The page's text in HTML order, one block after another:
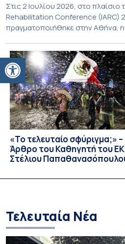
Ανοίξτε τη γραμμή εργαλείων
Στις 2 Ιουλίου 2026, στο
Rehabilitation Conference (IARC)
πραγματοποιήθηκε στην Αθήνα, η
Πανεπιστημίου Αθηνών,
παρουσίασε το LexiGram, ένα
εργαλείο αξιολόγησης των
διαταραχών σε ελληνόφωνους
αφασία είναι επίκτητη γλωσσική
«Το τελευταίο σφύριγμα;» –
Άρθρο του Καθηγητή του
Στέλιου
Τελευταία Νέα